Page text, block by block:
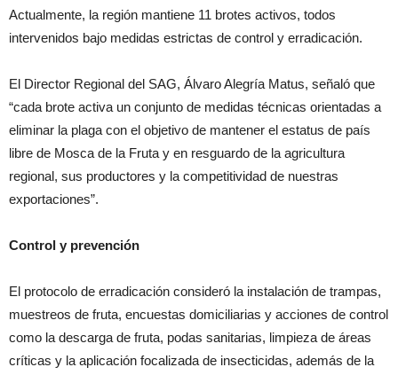
Actualmente, la región mantiene 11 brotes activos, todos
intervenidos bajo medidas estrictas de control y erradicación.
El Director Regional del SAG, Álvaro Alegría Matus, señaló que
“cada brote activa un conjunto de medidas técnicas orientadas a
eliminar la plaga con el objetivo de mantener el estatus de país
libre de Mosca de la Fruta y en resguardo de la agricultura
regional, sus productores y la competitividad de nuestras
exportaciones”.
Control y prevención
El protocolo de erradicación consideró la instalación de trampas,
muestreos de fruta, encuestas domiciliarias y acciones de control
como la descarga de fruta, podas sanitarias, limpieza de áreas
críticas y la aplicación focalizada de insecticidas, además de la